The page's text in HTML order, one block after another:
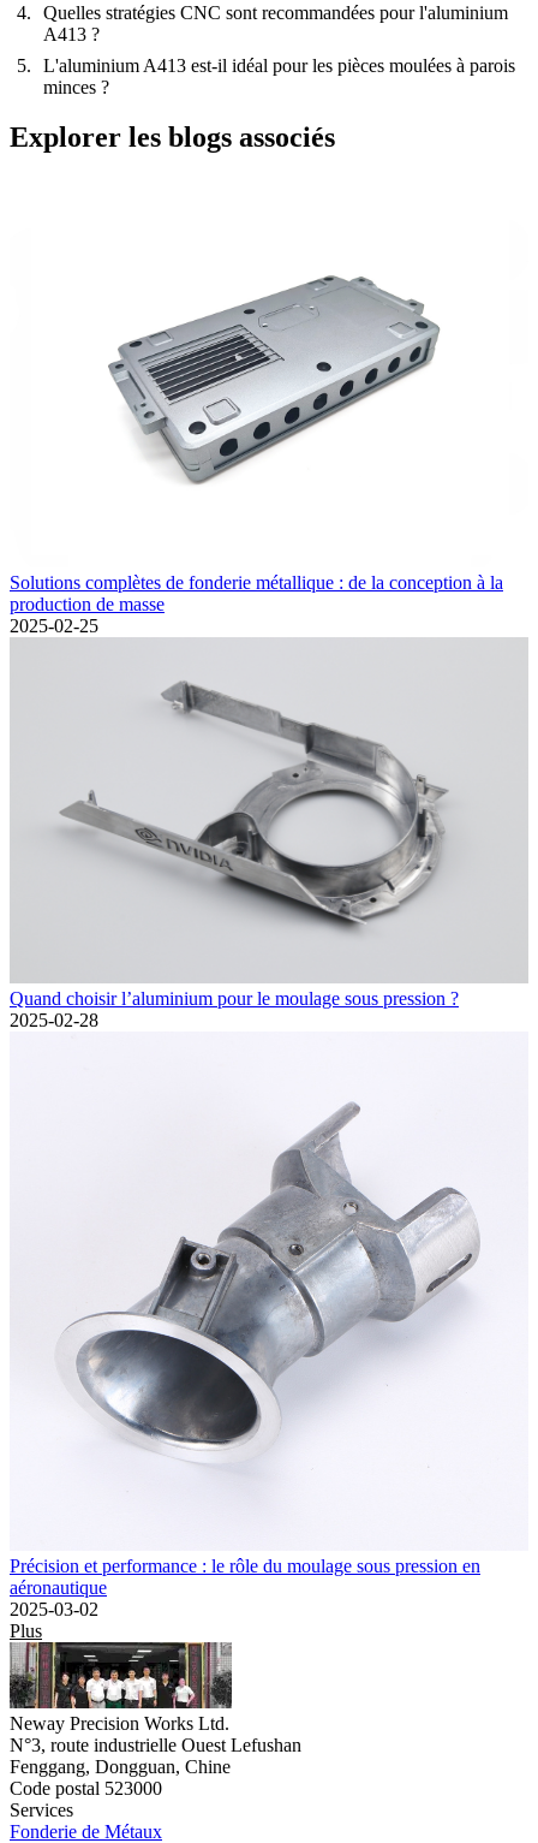
Quelles stratégies CNC sont recommandées pour l'aluminium
A413 ?
L'aluminium A413 est-il idéal pour les pièces moulées à parois
minces ?
Explorer les blogs associés
Solutions complètes de fonderie métallique : de la conception à la
production de masse
2025-02-25
Quand choisir l’aluminium pour le moulage sous pression ?
2025-02-28
Précision et performance : le rôle du moulage sous pression en
aéronautique
2025-03-02
Plus
Neway Precision Works Ltd.
N°3, route industrielle Ouest Lefushan
Fenggang, Dongguan, Chine
Code postal 523000
Services
Fonderie de Métaux